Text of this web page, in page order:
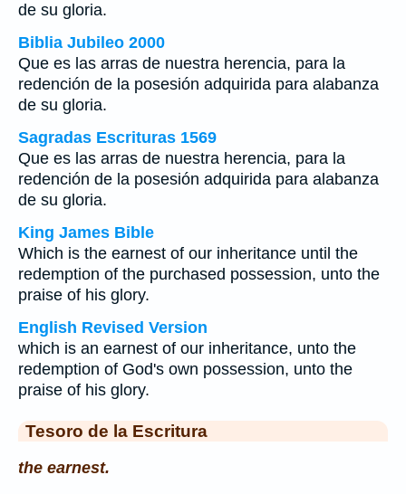
de su gloria.
Biblia Jubileo 2000
Que es las arras de nuestra herencia, para la
redención de la posesión adquirida para alabanza
de su gloria.
Sagradas Escrituras 1569
Que es las arras de nuestra herencia, para la
redención de la posesión adquirida para alabanza
de su gloria.
King James Bible
Which is the earnest of our inheritance until the
redemption of the purchased possession, unto the
praise of his glory.
English Revised Version
which is an earnest of our inheritance, unto the
redemption of God's own possession, unto the
praise of his glory.
Tesoro de la Escritura
the earnest.